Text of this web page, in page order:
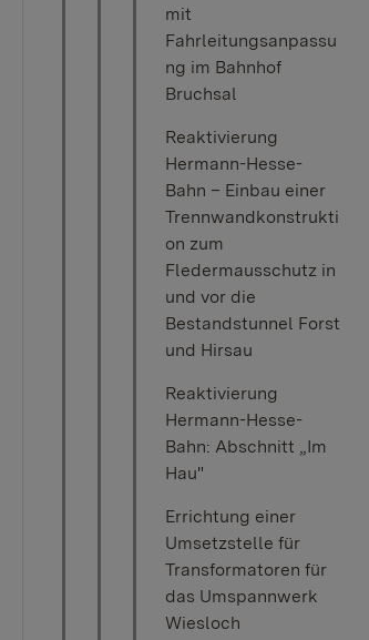
mit
Fahrleitungsanpassu
ng im Bahnhof
Bruchsal
Reaktivierung
Hermann-Hesse-
Bahn – Einbau einer
Trennwandkonstrukti
on zum
Fledermausschutz in
und vor die
Bestandstunnel Forst
und Hirsau
Reaktivierung
Hermann-Hesse-
Bahn: Abschnitt „Im
Hau"
Errichtung einer
Umsetzstelle für
Transformatoren für
das Umspannwerk
Wiesloch